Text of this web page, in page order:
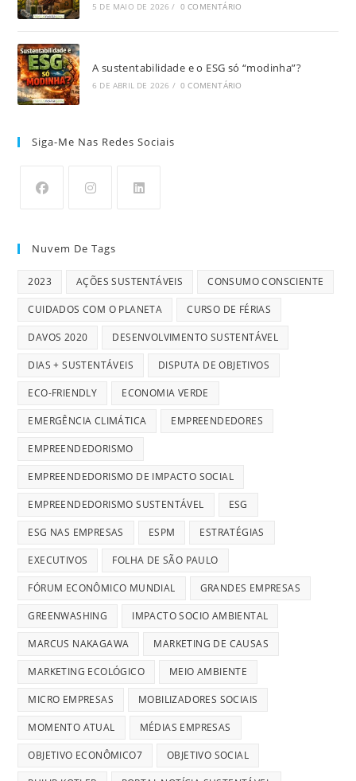
5 DE MAIO DE 2026 / 0 COMENTÁRIO
A sustentabilidade e o ESG só “modinha”?
6 DE ABRIL DE 2026 / 0 COMENTÁRIO
Siga-Me Nas Redes Sociais
Nuvem De Tags
2023 AÇÕES SUSTENTÁVEIS CONSUMO CONSCIENTE
CUIDADOS COM O PLANETA CURSO DE FÉRIAS
DAVOS 2020 DESENVOLVIMENTO SUSTENTÁVEL
DIAS + SUSTENTÁVEIS DISPUTA DE OBJETIVOS
ECO-FRIENDLY ECONOMIA VERDE
EMERGÊNCIA CLIMÁTICA EMPREENDEDORES
EMPREENDEDORISMO
EMPREENDEDORISMO DE IMPACTO SOCIAL
EMPREENDEDORISMO SUSTENTÁVEL ESG
ESG NAS EMPRESAS ESPM ESTRATÉGIAS
EXECUTIVOS FOLHA DE SÃO PAULO
FÓRUM ECONÔMICO MUNDIAL GRANDES EMPRESAS
GREENWASHING IMPACTO SOCIO AMBIENTAL
MARCUS NAKAGAWA MARKETING DE CAUSAS
MARKETING ECOLÓGICO MEIO AMBIENTE
MICRO EMPRESAS MOBILIZADORES SOCIAIS
MOMENTO ATUAL MÉDIAS EMPRESAS
OBJETIVO ECONÔMICO7 OBJETIVO SOCIAL